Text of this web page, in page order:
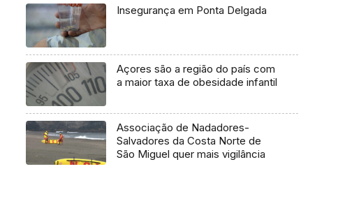
Insegurança em Ponta Delgada
Açores são a região do país com
a maior taxa de obesidade infantil
Associação de Nadadores-
Salvadores da Costa Norte de
São Miguel quer mais vigilância